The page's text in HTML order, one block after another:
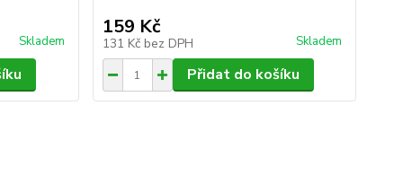
Skladem
159 Kč
131 Kč bez DPH Skladem
Přidat do košíku